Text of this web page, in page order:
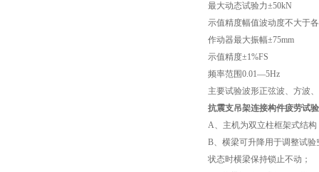
最大动态试验力±50kN
示值精度幅值波动度不大于
作动器最大振幅±75mm
示值精度±1%FS
频率范围0.01—5Hz
主要试验波形正弦波、方波
抗震支吊架连接构件疲劳试
A、主机为双立柱框架式结
B、横梁可升降用于调整试
状态时横梁保持锁止不动；